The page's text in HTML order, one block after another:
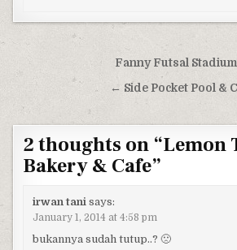
Post navigation
Fanny Futsal
← Side Pocket Pool &
2 thoughts on “Lemon
Bakery & Cafe”
irwan tani says:
January 1, 2014 at 4:58 pm
bukannya sudah tutup..? 🙁